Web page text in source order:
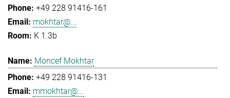
+49 228 91416-161
mokhtar@...
K 1.3b
Moncef Mokhtar
+49 228 91416-131
mmokhtar@...